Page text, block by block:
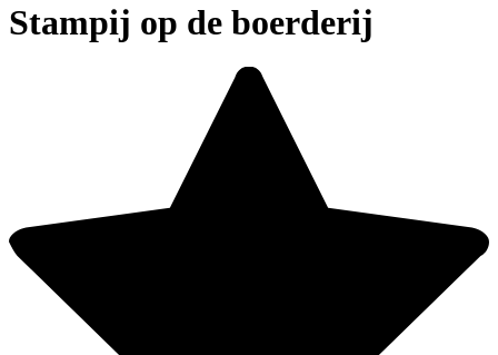
Stampij op de boerderij